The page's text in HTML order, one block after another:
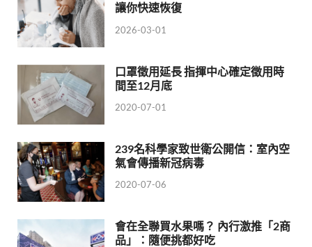
讓你快速恢復
2026-03-01
口罩徵用延長 指揮中心確定徵用時
間至12月底
2020-07-01
239名科學家致世衛公開信：室內空
氣會傳播新冠病毒
2020-07-06
會在全聯買水果嗎？ 內行激推「2商
品」：隨便挑都好吃